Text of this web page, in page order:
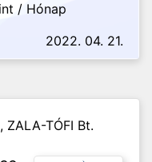
/ Hónap
2022. 04. 21.
ZALA-TÓFI Bt.